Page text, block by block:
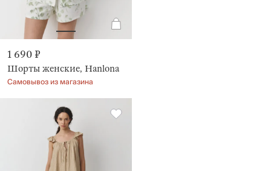
1 690 ₽
Шорты женские, Hanlona
Самовывоз из магазина